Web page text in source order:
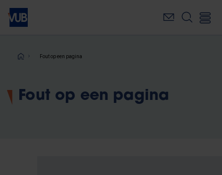
Overslaan
naar
inhoudKruimelpad
Fout op een pagina
Fout op een pagina